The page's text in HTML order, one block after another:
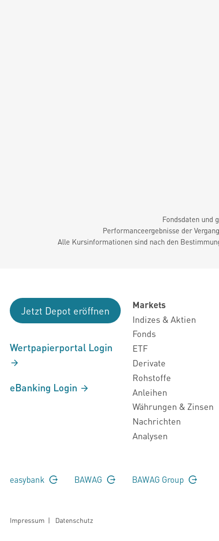
Fondsdaten und
Performanceergebnisse der
Alle Kursinformationen sind nach den
Jetzt Depot eröffnen
Wertpapierportal Login
eBanking Login
Markets
Indizes & Aktien
Fonds
ETF
Derivate
Rohstoffe
Anleihen
Währungen & Zinsen
Nachrichten
Analysen
easybank BAWAG BAWAG Group
Impressum | Datenschutz